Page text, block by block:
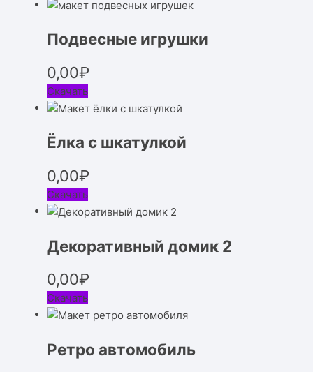
Подвесные игрушки
0,00₽
Скачать
Ёлка с шкатулкой
0,00₽
Скачать
Декоративный домик 2
0,00₽
Скачать
Ретро автомобиль